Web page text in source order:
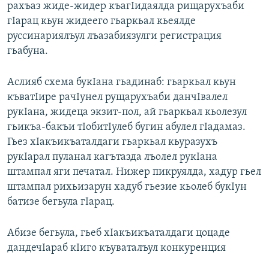
рахъаз жиде-жидер къагIидаялда рищарухъаби
гIарац кьун жидеего гьаркьал кьеялде
руссинариялъул лъазабиязулги регистрация
гьабуна.
Аслияб схема букIана гьадинаб: гьаркьал кьун
къватIире рачIунел рущарухъаби данчIвалел
рукIана, жидеца экзит-пол, ай гьаркьал кьолезул
гьикъа-бакъи тIобитIулеб бугин абулел гIадамаз.
Гьез хIакъикъаталдаги гьаркьал кьуразухъ
рукIарал пуланал кагътазда лъолел рукIана
штампал яги печатал. Нижер пикруялда, хадур гьел
штампал рихьизарун хадуб гьезие кьолеб букIун
батизе бегьула гIарац.
Абизе бегьула, гьеб хIакъикъаталдаги цоцаде
дандечIараб кIиго къуваталъул конкуренция